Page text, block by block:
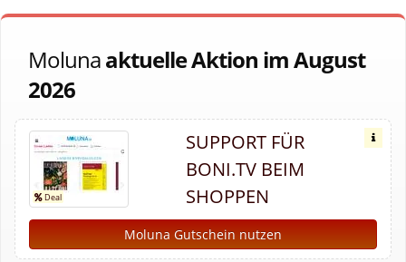
Molunaaktuelle Aktion im August
2026
SUPPORT FÜR
BONI.TV BEIM
SHOPPEN
Moluna Gutschein nutzen